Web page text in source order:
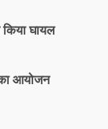
घायल
का आयोजन